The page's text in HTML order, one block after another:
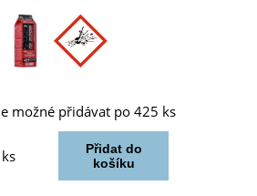
možné přidávat po 425 ks
ks